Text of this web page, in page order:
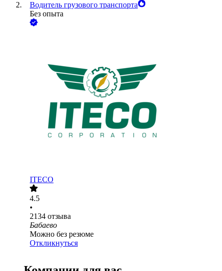
Водитель грузового транспорта
Без опыта
ITECO
4.5
•
2134 отзыва
Бабаево
Можно без резюме
Откликнуться